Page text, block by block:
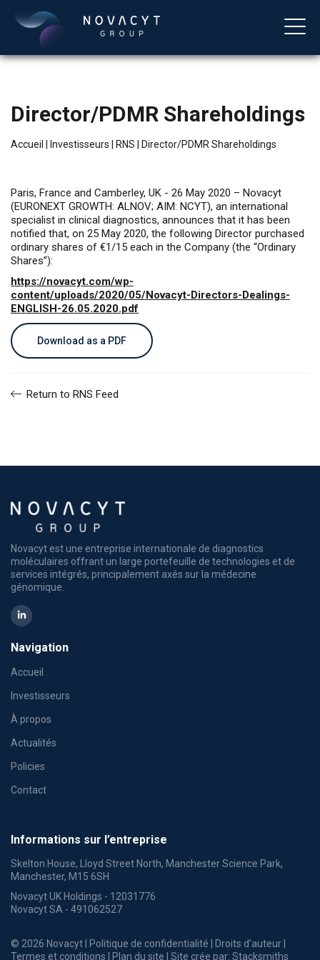
Français
Director/PDMR Shareholdings
Accueil Investisseurs RNS Director/PDMR Shareholdings
Paris, France and Camberley, UK - 26 May 2020 – Novacyt
(EURONEXT GROWTH: ALNOV; AIM: NCYT), an international
specialist in clinical diagnostics, announces that it has been
notified that, on 25 May 2020, the following Director purchased
ordinary shares of €1/15 each in the Company (the “Ordinary
Shares”):
https://novacyt.com/wp-
content/uploads/2020/05/Novacyt-Directors-Dealings-
ENGLISH-26.05.2020.pdf
Download as a PDF
Return to RNS Feed
Novacyt est une entreprise internationale de diagnostics
moléculaires offrant un large portefeuille de technologies et de
services intégrés, principalement axés sur la médecine
génomique.
Navigation
Accueil
Investisseurs
À propos
Actualités
Policies
Contact
Informations sur l’entreprise
Skelton House, Lloyd Street North, Manchester Science Park,
Manchester, M15 6SH
Novacyt UK Holdings - 12031776
Novacyt SA - 491062527
© 2026 Novacyt | Politique de confidentialité Droits d’auteur
Termes et conditions
Plan du site | Site crée par: Stacksmiths